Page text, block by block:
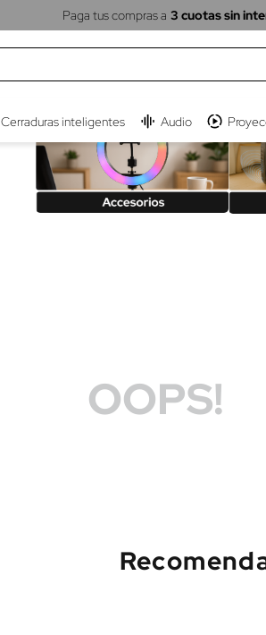
Paga tus compras a 3 cuotas sin
Cerraduras inteligentes Audio
OOPS!